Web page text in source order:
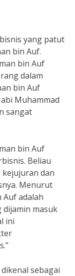
yang patut
bin Auf.
bin Auf
dalam
bin Auf
Muhammad
sangat
bin Auf
Beliau
dan
Menurut
Auf adalah
dijamin masuk
ini
sebagai